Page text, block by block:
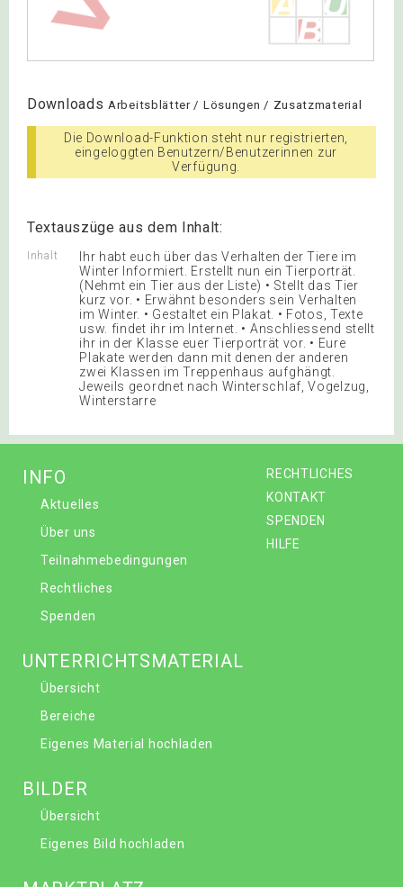
Downloads Arbeitsblätter / Lösungen / Zusatzmaterial
Die Download-Funktion steht nur registrierten,
eingeloggten Benutzern/Benutzerinnen zur
Verfügung.
Textauszüge aus dem Inhalt:
Inhalt
Ihr habt euch über das Verhalten der Tiere im
Winter Informiert. Erstellt nun ein Tierporträt.
(Nehmt ein Tier aus der Liste) • Stellt das Tier
kurz vor. • Erwähnt besonders sein Verhalten
im Winter. • Gestaltet ein Plakat. • Fotos, Texte
usw. findet ihr im Internet. • Anschliessend stellt
ihr in der Klasse euer Tierporträt vor. • Eure
Plakate werden dann mit denen der anderen
zwei Klassen im Treppenhaus aufghängt.
Jeweils geordnet nach Winterschlaf, Vogelzug,
Winterstarre
RECHTLICHES
KONTAKT
SPENDEN
HILFE
INFO
Aktuelles
Über uns
Teilnahmebedingungen
Rechtliches
Spenden
UNTERRICHTSMATERIAL
Übersicht
Bereiche
Eigenes Material hochladen
BILDER
Übersicht
Eigenes Bild hochladen